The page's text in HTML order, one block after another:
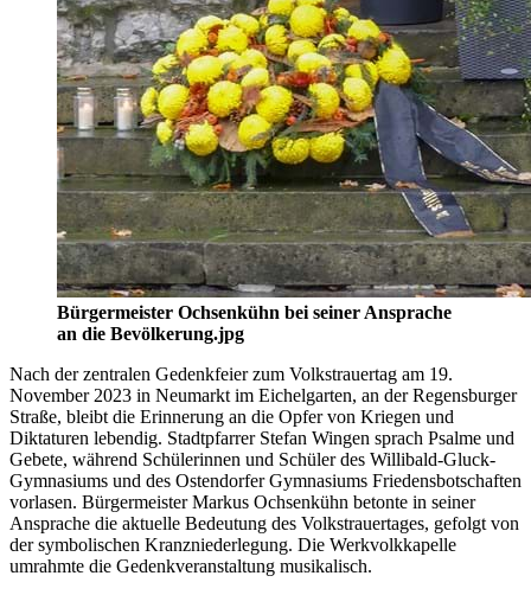
Bürgermeister Ochsenkühn bei seiner Ansprache
an die Bevölkerung.jpg
Nach der zentralen Gedenkfeier zum Volkstrauertag am 19.
November 2023 in Neumarkt im Eichelgarten, an der Regensburger
Straße, bleibt die Erinnerung an die Opfer von Kriegen und
Diktaturen lebendig. Stadtpfarrer Stefan Wingen sprach Psalme und
Gebete, während Schülerinnen und Schüler des Willibald-Gluck-
Gymnasiums und des Ostendorfer Gymnasiums Friedensbotschaften
vorlasen. Bürgermeister Markus Ochsenkühn betonte in seiner
Ansprache die aktuelle Bedeutung des Volkstrauertages, gefolgt von
der symbolischen Kranzniederlegung. Die Werkvolkkapelle
umrahmte die Gedenkveranstaltung musikalisch.